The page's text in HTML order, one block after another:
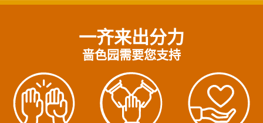
一齐来出分力
啬色园需要您支持